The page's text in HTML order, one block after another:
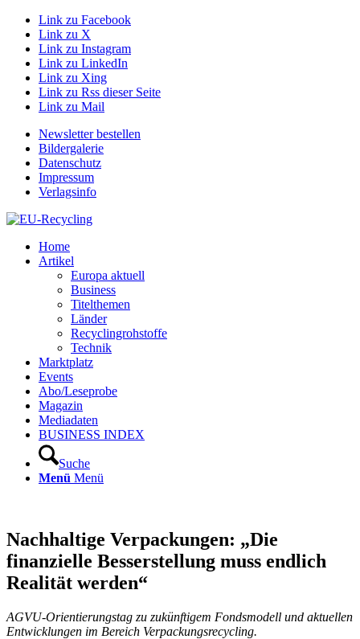
Link zu Facebook
Link zu X
Link zu Instagram
Link zu LinkedIn
Link zu Xing
Link zu Rss dieser Seite
Link zu Mail
Newsletter bestellen
Bildergalerie
Datenschutz
Impressum
Verlagsinfo
Home
Artikel
Europa aktuell
Business
Titelthemen
Länder
Recyclingrohstoffe
Technik
Marktplatz
Events
Abo/Leseprobe
Magazin
Mediadaten
BUSINESS INDEX
Suche
Menü Menü
Nachhaltige Verpackungen: „Die
finanzielle Besserstellung muss endlich
Realität werden“
AGVU-Orientierungstag zu zukünftigem Fondsmodell und aktuellen
Entwicklungen im Bereich Verpackungsrecycling.